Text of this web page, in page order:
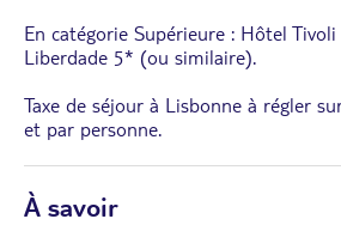
En catégorie Supérieure : Hôtel Tivoli
Liberdade 5* (ou similaire).
Taxe de séjour à Lisbonne à régler
et par personne.
À savoir